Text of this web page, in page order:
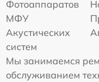
Фотоаппаратов
МФУ
Акустических
систем
Мы занимаемся
обслуживанием